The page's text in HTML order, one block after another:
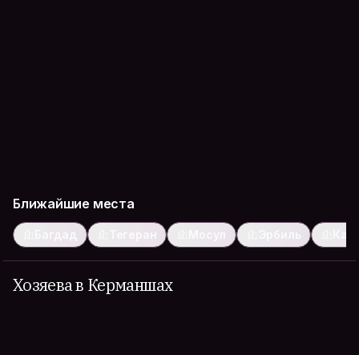
Ближайшие места
Багдад Тегеран Мосул Эрбиль
Хозяева в Керманшах